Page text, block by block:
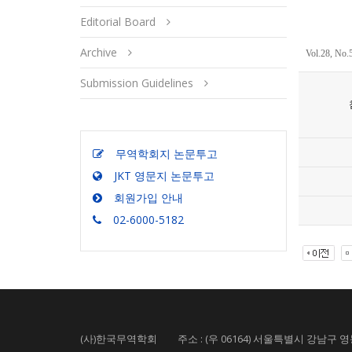
Editorial Board
Archive
Submission Guidelines
무역학회지 논문투고
JKT 영문지 논문투고
회원가입 안내
02-6000-5182
Vol.28,
(사)한국무역학회 주소 : (우 06164) 서울특별시 강남구 영